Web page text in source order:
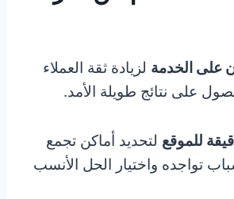
على الخدمة لزيادة ثقة العملاء
على نتائج طويلة الأمد.
للموقع لتحديد أماكن تجمع
تواجده واختيار الحل الأنسب